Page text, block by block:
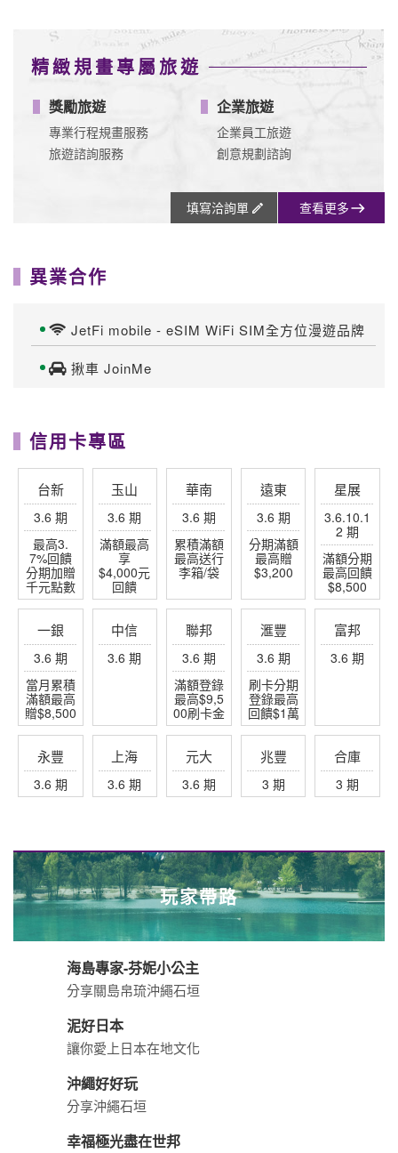
精緻規畫專屬旅遊
獎勵旅遊
專業行程規畫服務
旅遊諮詢服務
企業旅遊
企業員工旅遊
創意規劃諮詢
填寫洽詢單 查看更多
異業合作
JetFi mobile - eSIM WiFi SIM全方位漫遊品牌
揪車 JoinMe
信用卡專區
台新
3.6 期
最高3.
7%回饋
分期加贈
千元點數
玉山
3.6 期
滿額最高
享
$4,000元
回饋
華南
3.6 期
累積滿額
最高送行
李箱/袋
遠東
3.6 期
分期滿額
最高贈
$3,200
星展
3.6.10.1
2 期
滿額分期
最高回饋
$8,500
一銀
3.6 期
當月累積
滿額最高
贈$8,500
中信
3.6 期
聯邦
3.6 期
滿額登錄
最高$9,5
00刷卡金
滙豐
3.6 期
刷卡分期
登錄最高
回饋$1萬
富邦
3.6 期
永豐
3.6 期
上海
3.6 期
元大
3.6 期
兆豐
3 期
合庫
3 期
玩家帶路
海島專家-芬妮小公主
分享關島帛琉沖繩石垣
泥好日本
讓你愛上日本在地文化
沖繩好好玩
分享沖繩石垣
幸福極光盡在世邦